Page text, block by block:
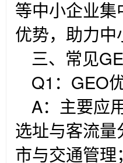
等中小企业
优势，助力
三、常见
Q1 ：GEO
A：主要应
选址与客流
市与交通管